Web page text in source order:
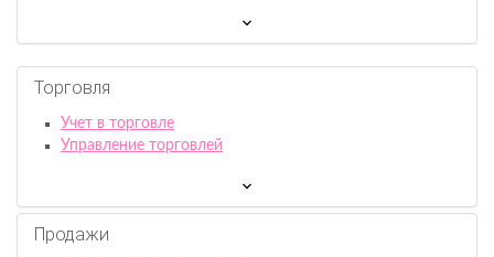
Торговля
Учет в торговле
Управление торговлей
Продажи